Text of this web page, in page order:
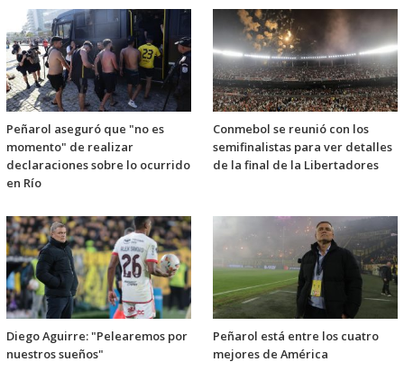
Peñarol aseguró que "no es
momento" de realizar
declaraciones sobre lo ocurrido
en Río
Conmebol se reunió con los
semifinalistas para ver detalles
de la final de la Libertadores
Diego Aguirre: "Pelearemos por
nuestros sueños"
Peñarol está entre los cuatro
mejores de América